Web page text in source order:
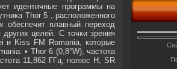
идентичные программы на
Thor 5 , расположенного
плавный переход
целей. С точки зрения
и Kiss FM Romania, которые
• Thor 6 (0,8°W), частота
11,862 ГГц, полюс H, SR